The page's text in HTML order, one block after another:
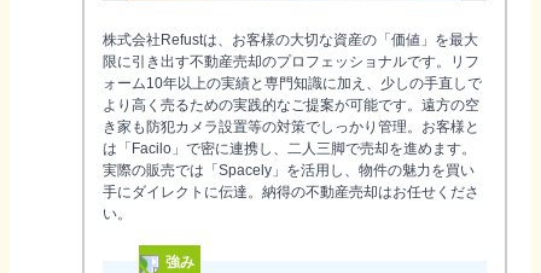
株式会社Refustは、お客様の大切な資産の「価値」を最大
限に引き出す不動産売却のプロフェッショナルです。リフ
ォーム10年以上の実績と専門知識に加え、少しの手直しで
より高く売るための実践的なご提案が可能です。遠方の空
き家も防犯カメラ設置等の対策でしっかり管理。お客様と
は「Facilo」で密に連携し、二人三脚で売却を進めます。
実際の販売では「Spacely」を活用し、物件の魅力を買い
手にダイレクトに伝達。納得の不動産売却はお任せくださ
い。
強み